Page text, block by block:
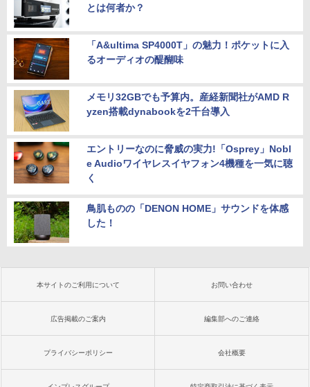
とは何者か？
「A&ultima SP4000T」の魅力！ポケットに入
るオーディオの醍醐味
メモリ32GBでも予算内。産経新聞社がAMD R
yzen搭載dynabookを2千台導入
エントリーなのに脅威の実力!「Osprey」Nobl
e Audioワイヤレスイヤフォン4機種を一気に聴
く
鳥肌ものの「DENON HOME」サウンドを体感
した！
本サイトのご利用について お問い合わせ
広告掲載のご案内 編集部へのご連絡
プライバシーポリシー 会社概要